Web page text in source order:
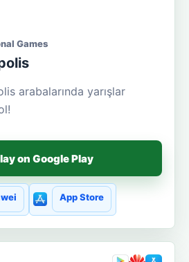
Games
arabalarında yarışlar
on Google Play
App Store